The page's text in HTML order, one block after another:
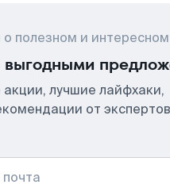
полезном и интересном
лучшие лайфхаки,
от экспертов